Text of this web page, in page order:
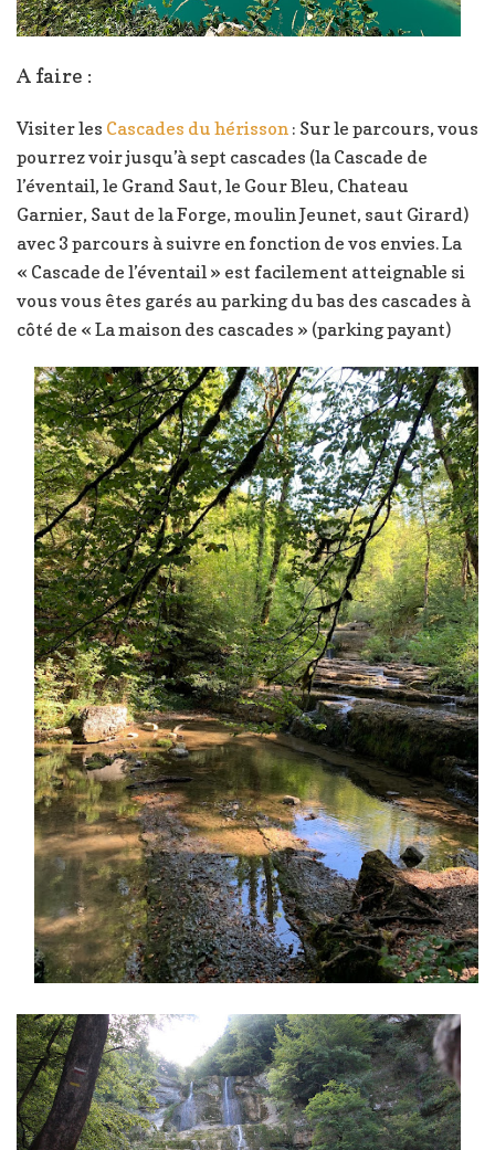
A faire :
Visiter les Cascades du hérisson : Sur le parcours, vous
pourrez voir jusqu’à sept cascades (la Cascade de
l’éventail, le Grand Saut, le Gour Bleu, Chateau
Garnier, Saut de la Forge, moulin Jeunet, saut Girard)
avec 3 parcours à suivre en fonction de vos envies. La
« Cascade de l’éventail » est facilement atteignable si
vous vous êtes garés au parking du bas des cascades à
côté de « La maison des cascades » (parking payant)